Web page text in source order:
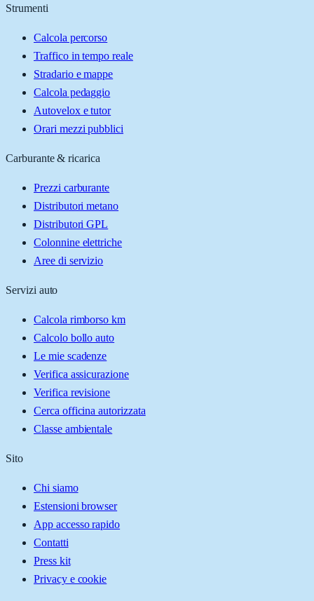
Strumenti
Calcola percorso
Traffico in tempo reale
Stradario e mappe
Calcola pedaggio
Autovelox e tutor
Orari mezzi pubblici
Carburante & ricarica
Prezzi carburante
Distributori metano
Distributori GPL
Colonnine elettriche
Aree di servizio
Servizi auto
Calcola rimborso km
Calcolo bollo auto
Le mie scadenze
Verifica assicurazione
Verifica revisione
Cerca officina autorizzata
Classe ambientale
Sito
Chi siamo
Estensioni browser
App accesso rapido
Contatti
Press kit
Privacy e cookie